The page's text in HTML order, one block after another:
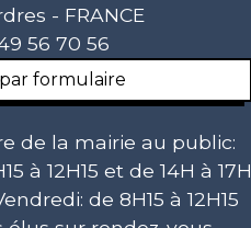
- FRANCE
56 70 56
formulaire
de la mairie au public:
à 12H15 et de 14H à 17H
de 8H15 à 12H15